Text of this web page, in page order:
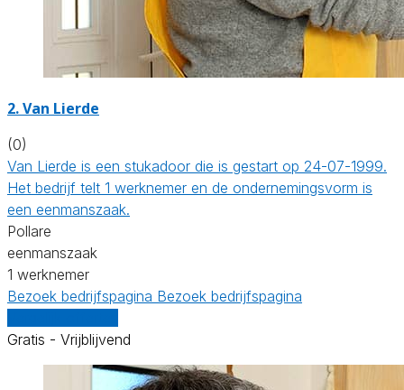
2. Van Lierde
(0)
Van Lierde is een stukadoor die is gestart op 24-07-1999.
Het bedrijf telt 1 werknemer en de ondernemingsvorm is
een eenmanszaak.
Pollare
eenmanszaak
1 werknemer
Bezoek bedrijfspagina Bezoek bedrijfspagina
Gratis - Vrijblijvend